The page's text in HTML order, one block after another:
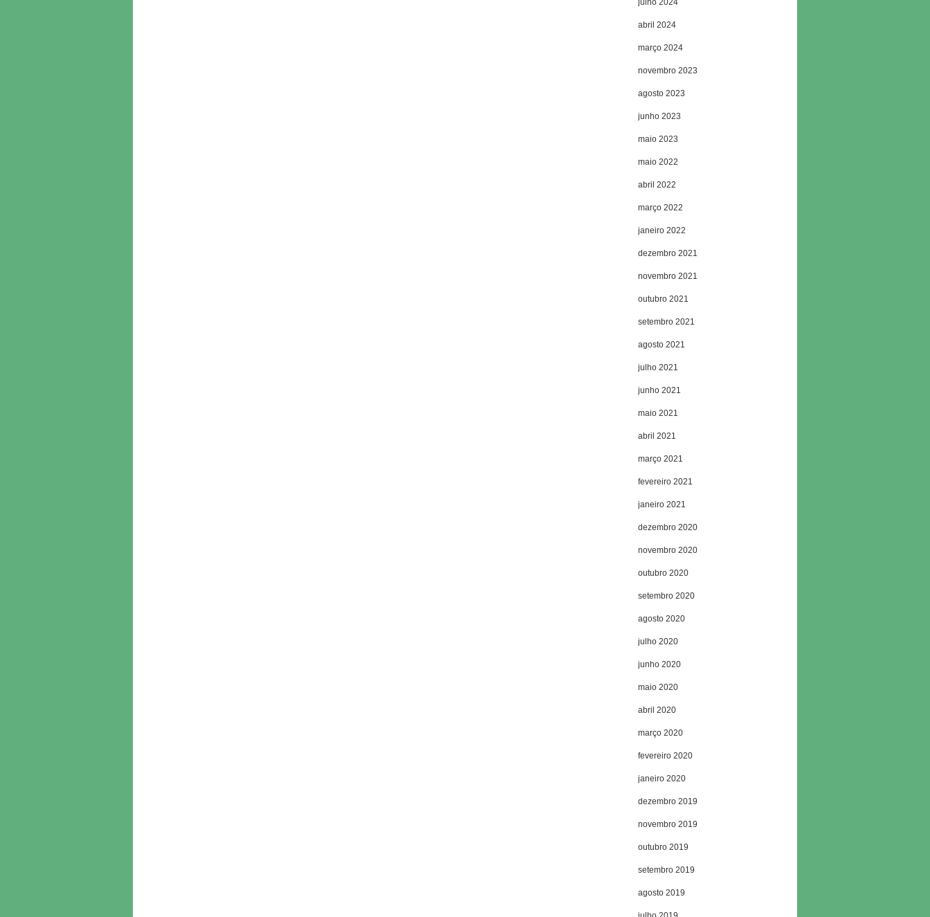
julho 2024
abril 2024
março 2024
novembro 2023
agosto 2023
junho 2023
maio 2023
maio 2022
abril 2022
março 2022
janeiro 2022
dezembro 2021
novembro 2021
outubro 2021
setembro 2021
agosto 2021
julho 2021
junho 2021
maio 2021
abril 2021
março 2021
fevereiro 2021
janeiro 2021
dezembro 2020
novembro 2020
outubro 2020
setembro 2020
agosto 2020
julho 2020
junho 2020
maio 2020
abril 2020
março 2020
fevereiro 2020
janeiro 2020
dezembro 2019
novembro 2019
outubro 2019
setembro 2019
agosto 2019